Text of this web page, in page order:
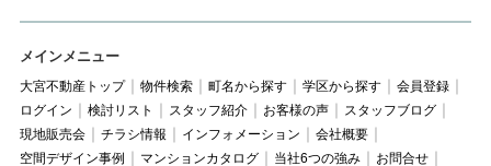
メインメニュー
大宮不動産トップ 物件検索 町名から探す 学区から探す
会員登録
ログイン
検討リスト スタッフ紹介 お客様の声
スタッフブログ
現地販売会
チラシ情報 インフォメーション
会社概要
空間デザイン事例
マンションカタログ 当社6つの強み
お問合せ